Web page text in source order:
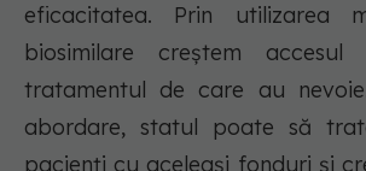
eficacitatea. Prin utilizarea
biosimilare creștem accesul
tratamentul de care au
abordare, statul poate să
pacienți cu aceleași fonduri și